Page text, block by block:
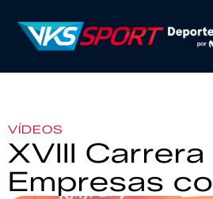
VÍDEOS
XVIII
Empresas